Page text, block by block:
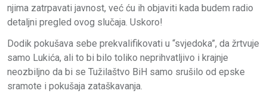
njima zatrpavati javnost, već ću ih objaviti kada budem radio
detaljni pregled ovog slučaja. Uskoro!
Dodik pokušava sebe prekvalifikovati u “svjedoka”, da žrtvuje
samo Lukića, ali to bi bilo toliko neprihvatljivo i krajnje
neozbiljno da bi se Tužilaštvo BiH samo srušilo od epske
sramote i pokušaja zataškavanja.